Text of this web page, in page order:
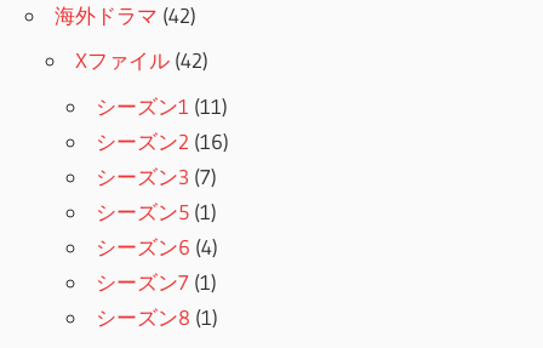
海外ドラマ (42)
Xファイル (42)
シーズン1 (11)
シーズン2 (16)
シーズン3 (7)
シーズン5 (1)
シーズン6 (4)
シーズン7 (1)
シーズン8 (1)